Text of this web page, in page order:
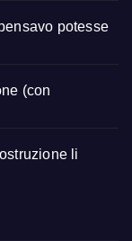
potesse
(con
li